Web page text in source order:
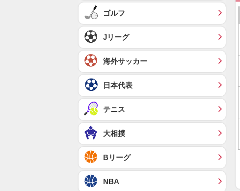
ゴルフ
Jリーグ
海外サッカー
日本代表
テニス
大相撲
Bリーグ
NBA